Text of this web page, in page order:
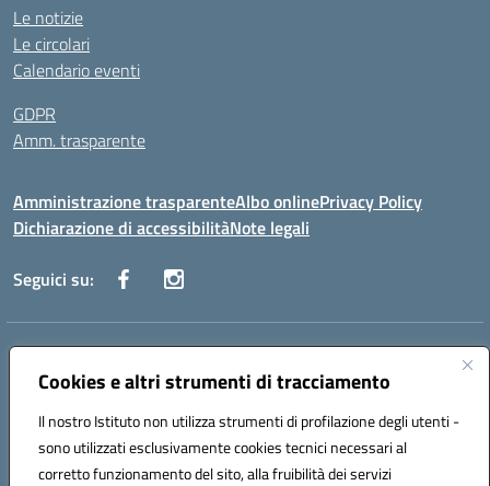
Cookies e altri strumenti di tracciamento
Il nostro Istituto non utilizza strumenti di profilazione degli utenti -
sono utilizzati esclusivamente cookies tecnici necessari al
corretto funzionamento del sito, alla fruibilità dei servizi
Le notizie
Le circolari
Calendario eventi
GDPR
Amm. trasparente
Amministrazione trasparenteAlbo onlinePrivacy Policy
Dichiarazione di accessibilitàNote legali
Seguici su:
Indirizzo:
Centralino:+39 080 2446680 Email:baic882008@istruzione.it
Codice fiscale: 80023470729
Codice meccanografico:
BAIC882008